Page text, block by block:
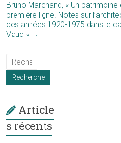
Bruno Marchand, « Un patrimoine
première ligne. Notes sur
des années 1920-1975 dans le
Vaud » →
Article
s récents